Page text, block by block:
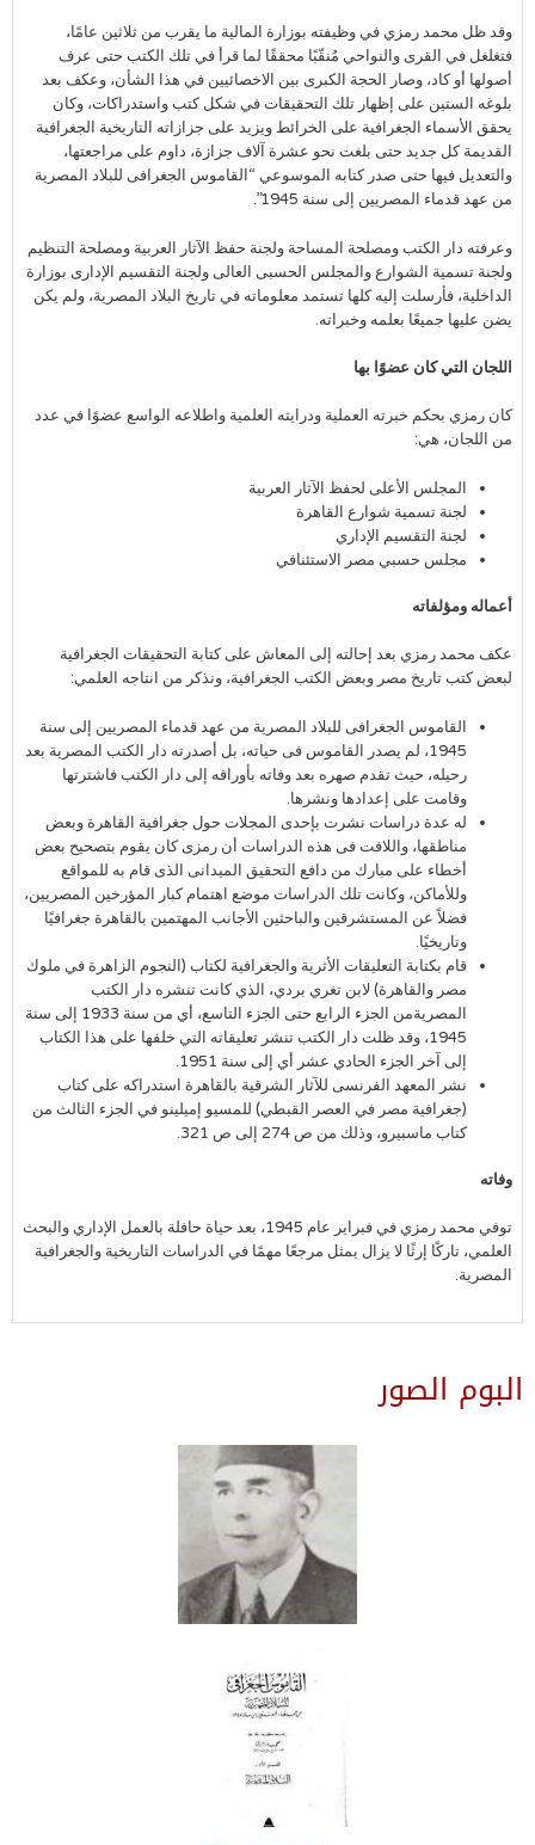
وقد ظل محمد رمزي في وظيفته بوزارة المالية ما يقرب من ثلاثين عامًا،
فتغلغل في القرى والنواحي مُنقّبًا محققًا لما قرأ في تلك الكتب حتى عرف
أصولها أو كاد، وصار الحجة الكبرى بين الاخصائيين في هذا الشأن، وعكف بعد
بلوغه الستين على إظهار تلك التحقيقات في شكل كتب واستدراكات، وكان
يحقق الأسماء الجغرافية على الخرائط ويزيد على جزازاته التاريخية الجغرافية
القديمة كل جديد حتى بلغت نحو عشرة آلاف جزازة، داوم على مراجعتها،
والتعديل فيها حتى صدر كتابه الموسوعي “القاموس الجغرافى للبلاد المصرية
من عهد قدماء المصريين إلى سنة 1945”.
وعرفته دار الكتب ومصلحة المساحة ولجنة حفظ الآثار العربية ومصلحة التنظيم
ولجنة تسمية الشوارع والمجلس الحسبى العالى ولجنة التقسيم الإدارى بوزارة
الداخلية، فأرسلت إليه كلها تستمد معلوماته في تاريخ البلاد المصرية، ولم يكن
يضن عليها جميعًا بعلمه وخبراته.
اللجان التي كان عضوًا بها
كان رمزي بحكم خبرته العملية ودرايته العلمية واطلاعه الواسع عضوًا في عدد
من اللجان، هي:
المجلس الأعلى لحفظ الآثار العربية
لجنة تسمية شوارع القاهرة
لجنة التقسيم الإداري
مجلس حسبي مصر الاستئنافي
أعماله ومؤلفاته
عكف محمد رمزي بعد إحالته إلى المعاش على كتابة التحقيقات الجغرافية
لبعض كتب تاريخ مصر وبعض الكتب الجغرافية، ونذكر من انتاجه العلمي:
القاموس الجغرافى للبلاد المصرية من عهد قدماء المصريين إلى سنة
1945، لم يصدر القاموس فى حياته، بل أصدرته دار الكتب المصرية بعد
رحيله، حيث تقدم صهره بعد وفاته بأوراقه إلى دار الكتب فاشترتها
وقامت على إعدادها ونشرها.
له عدة دراسات نشرت بإحدى المجلات حول جغرافية القاهرة وبعض
مناطقها، واللافت فى هذه الدراسات أن رمزى كان يقوم بتصحيح بعض
أخطاء على مبارك من دافع التحقيق الميدانى الذى قام به للمواقع
وللأماكن، وكانت تلك الدراسات موضع اهتمام كبار المؤرخين المصريين،
فضلاً عن المستشرقين والباحثين الأجانب المهتمين بالقاهرة جغرافيًا
وتاريخيًا.
قام بكتابة التعليقات الأثرية والجغرافية لكتاب (النجوم الزاهرة في ملوك
مصر والقاهرة) لابن تغري بردي، الذي كانت تنشره دار الكتب
المصريةمن الجزء الرابع حتى الجزء التاسع، أي من سنة 1933 إلى سنة
1945، وقد ظلت دار الكتب تنشر تعليقاته التي خلفها على هذا الكتاب
إلى آخر الجزء الحادي عشر أي إلى سنة 1951.
نشر المعهد الفرنسى للآثار الشرقية بالقاهرة استدراكه على كتاب
(جغرافية مصر في العصر القبطي) للمسيو إميلينو في الجزء الثالث من
كتاب ماسبيرو، وذلك من ص 274 إلى ص 321.
وفاته
توفي محمد رمزي في فبراير عام 1945، بعد حياة حافلة بالعمل الإداري والبحث
العلمي، تاركًا إرثًا لا يزال يمثل مرجعًا مهمًا في الدراسات التاريخية والجغرافية
المصرية.
البوم الصور